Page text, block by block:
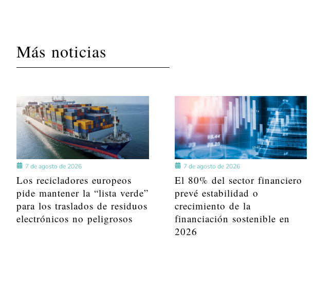
Más noticias
7 de agosto de 2026
Los recicladores europeos
pide mantener la “lista verde”
para los traslados de residuos
electrónicos no peligrosos
7 de agosto de 2026
El 80% del sector financiero
prevé estabilidad o
crecimiento de la
financiación sostenible en
2026